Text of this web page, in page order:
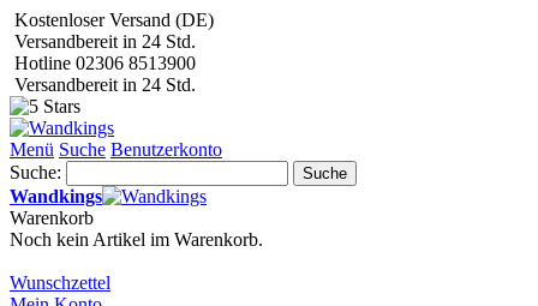
Kostenloser Versand (DE)
Versandbereit in 24 Std.
Hotline 02306 8513900
Versandbereit in 24 Std.
Menü Suche Benutzerkonto
Suche:
Suche
Wandkings
Warenkorb
Noch kein Artikel im Warenkorb.
Wunschzettel